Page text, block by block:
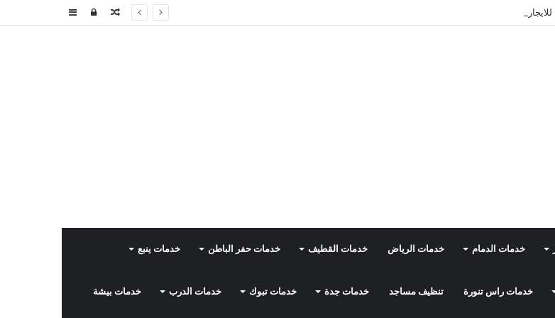
إضافةتسجيلمقال
خدمات الدمام خدمات الرياض خدمات القطيف خدمات حفر الباطن خدمات ينبع
خدمات راس تنورة تنظيف مساجد خدمات جدة خدمات تبوك خدمات الدرب خدمات بيشة